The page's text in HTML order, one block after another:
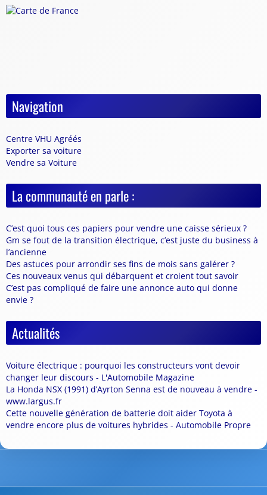
Navigation
Centre VHU Agréés
Exporter sa voiture
Vendre sa Voiture
La communauté en parle :
C’est quoi tous ces papiers pour vendre une caisse sérieux ?
Gm se fout de la transition électrique, c’est juste du business à
l’ancienne
Des astuces pour arrondir ses fins de mois sans galérer ?
Ces nouveaux venus qui débarquent et croient tout savoir
C’est pas compliqué de faire une annonce auto qui donne
envie ?
Actualités
Voiture électrique : pourquoi les constructeurs vont devoir
changer leur discours - L'Automobile Magazine
La Honda NSX (1991) d’Ayrton Senna est de nouveau à vendre -
www.largus.fr
Cette nouvelle génération de batterie doit aider Toyota à
vendre encore plus de voitures hybrides - Automobile Propre